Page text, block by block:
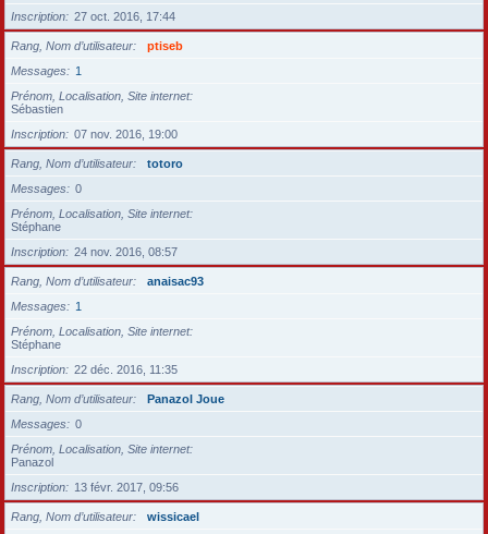
Inscription
27 oct. 2016, 17:44
Rang, Nom d’utilisateur
ptiseb
Messages
1
Prénom, Localisation, Site internet
Sébastien
Inscription
07 nov. 2016, 19:00
Rang, Nom d’utilisateur
totoro
Messages
0
Prénom, Localisation, Site internet
Stéphane
Inscription
24 nov. 2016, 08:57
Rang, Nom d’utilisateur
anaisac93
Messages
1
Prénom, Localisation, Site internet
Stéphane
Inscription
22 déc. 2016, 11:35
Rang, Nom d’utilisateur
Panazol Joue
Messages
0
Prénom, Localisation, Site internet
Panazol
Inscription
13 févr. 2017, 09:56
Rang, Nom d’utilisateur
wissicael